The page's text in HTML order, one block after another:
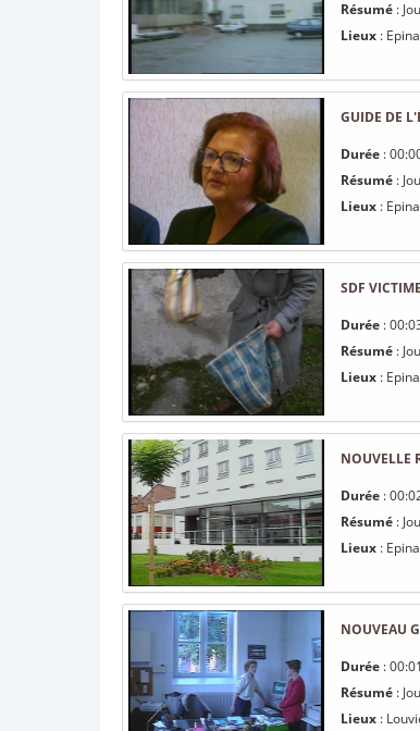
Résumé :
Lieux :
GUIDE DE
Durée :
Résumé :
Lieux :
SDF
Durée :
Résumé :
Lieux :
NOUVELLE
Durée :
Résumé :
Lieux :
NOUVEAU
Durée :
Résumé :
Lieux :